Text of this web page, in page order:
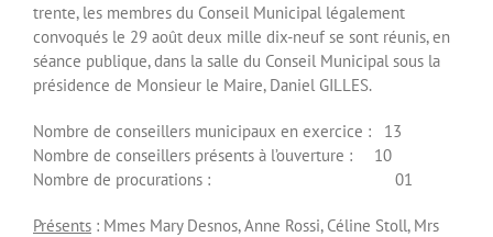
trente, les membres du Conseil Municipal légalement
convoqués le 29 août deux mille dix-neuf se sont réunis, en
séance publique, dans la salle du Conseil Municipal sous la
présidence de Monsieur le Maire, Daniel GILLES.
Nombre de conseillers municipaux en exercice : 13
Nombre de conseillers présents à l’ouverture : 10
Nombre de procurations : 01
Présents : Mmes Mary Desnos, Anne Rossi, Céline Stoll, Mrs